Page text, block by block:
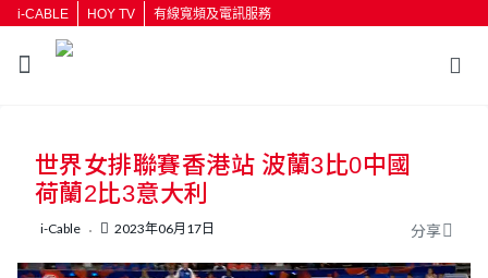
i-CABLE HOY TV 有線寬頻及電訊服務
按輸入鍵開始搜尋
世界女排聯賽香港站 波蘭3比0中國
荷蘭2比3意大利
i-Cable 2023年06月17日 分享